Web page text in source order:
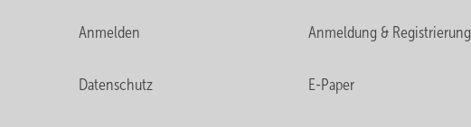
Anmelden Anmeldung & Registrierung
Datenschutz E-Paper